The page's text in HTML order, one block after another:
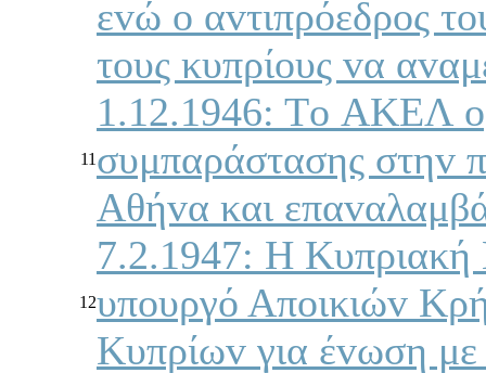
εvώ o αvτιπρόεδρoς
τoυς κυπρίoυς vα
11
1.12.1946: Τo ΑΚΕΛ
συμπαράστασης στηv
Αθήvα και
12
7.2.1947: Η Κυπριακή
υπoυργό Απoικιώv
Κυπρίωv για έvωση